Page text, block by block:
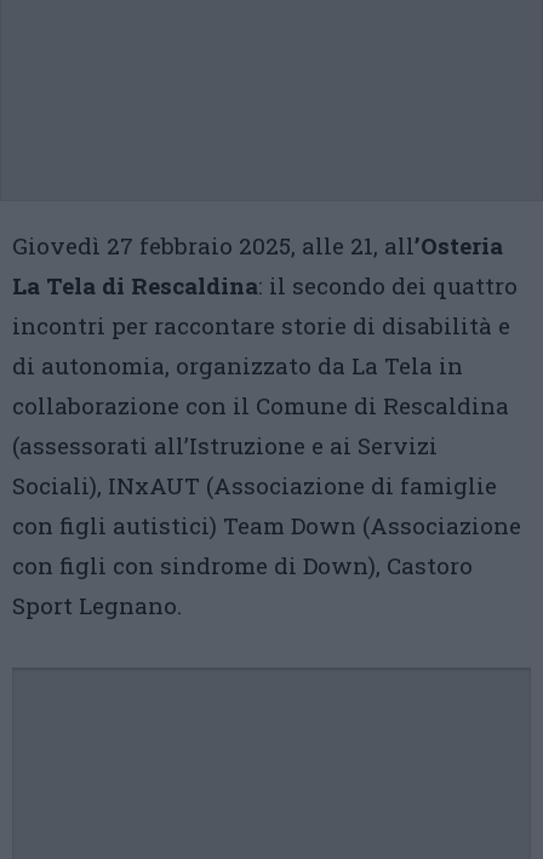
Giovedì 27 febbraio 2025, alle 21, all’Osteria
La Tela di Rescaldina: il secondo dei quattro
incontri per raccontare storie di disabilità e
di autonomia, organizzato da La Tela in
collaborazione con il Comune di Rescaldina
(assessorati all’Istruzione e ai Servizi
Sociali), INxAUT (Associazione di famiglie
con figli autistici) Team Down (Associazione
con figli con sindrome di Down), Castoro
Sport Legnano.